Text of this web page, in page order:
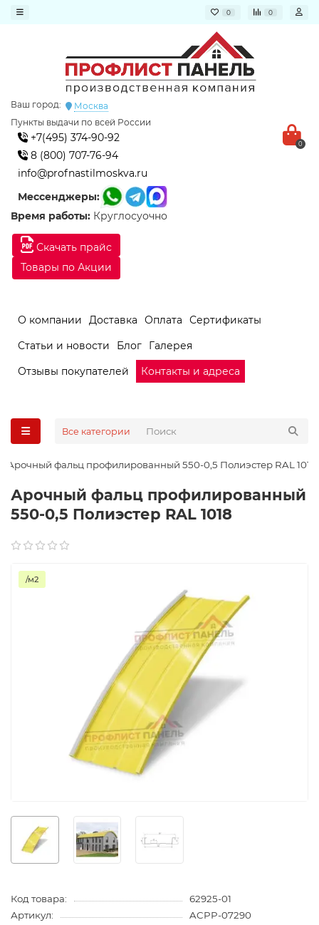
0 0
Скачать прайс
Товары по Акции
Ваш город:
Москва
Пункты выдачи по всей России
+7(495) 374-90-92
8 (800) 707-76-94
info@profnastilmoskva.ru
Мессенджеры:
Время работы: Круглосуочно
0
О компании Доставка Оплата
Сертификаты
Статьи и новости
Блог
Галерея
Отзывы покупателей
Контакты и адреса
Все категории
Арочный фальц профилированный 550-0,5 Полиэстер RAL 1018
Арочный фальц профилированный
550-0,5 Полиэстер RAL 1018
/м2
Код товара:
62925-01
Артикул:
ACPP-07290